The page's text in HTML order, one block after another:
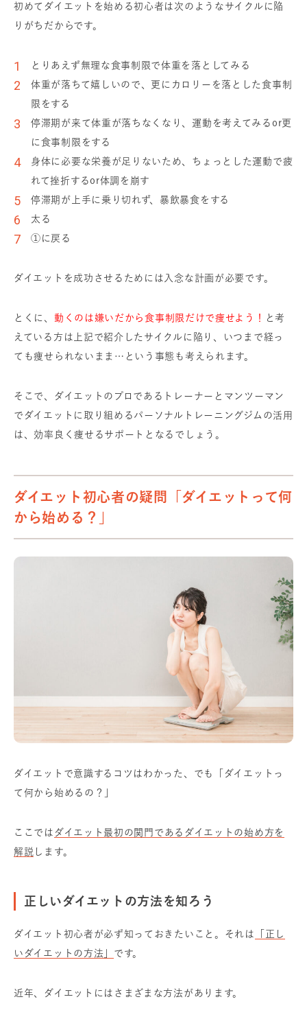
初めてダイエットを始める初心者は次のようなサイクルに陥
りがちだからです。
とりあえず無理な食事制限で体重を落としてみる
体重が落ちて嬉しいので、更にカロリーを落とした食事制
限をする
停滞期が来て体重が落ちなくなり、運動を考えてみるor更
に食事制限をする
身体に必要な栄養が足りないため、ちょっとした運動で疲
れて挫折するor体調を崩す
停滞期が上手に乗り切れず、暴飲暴食をする
太る
①に戻る
ダイエットを成功させるためには入念な計画が必要です。
とくに、 動くのは嫌いだから食事制限だけで痩せよう！
と考
えている方は上記で紹介したサイクルに陥り、いつまで経っ
ても痩せられないまま…という事態も考えられます。
そこで、ダイエットのプロであるトレーナーとマンツーマン
でダイエットに取り組めるパーソナルトレーニングジムの活用
は、効率良く痩せるサポートとなるでしょう。
ダイエット初心者の疑問「ダイエットって何
から始める？」
ダイエットで意識するコツはわかった、でも「ダイエットっ
て何から始めるの？」
ここでは ダイエット最初の関門であるダイエットの始め方を
解説 します。
正しいダイエットの方法を知ろう
ダイエット初心者が必ず知っておきたいこと。それは
「正し
いダイエットの方法」 です。
近年、ダイエットにはさまざまな方法があります。